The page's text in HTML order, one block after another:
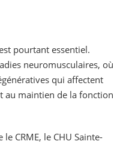
pourtant essentiel.
neuromusculaires, où
qui affectent
au maintien de la fonction
CRME, le CHU Sainte-